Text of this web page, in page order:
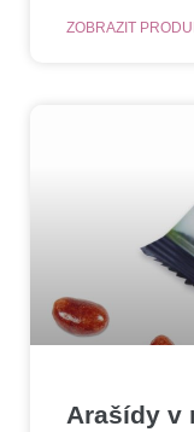
ZOBRAZIT
Arašídy v